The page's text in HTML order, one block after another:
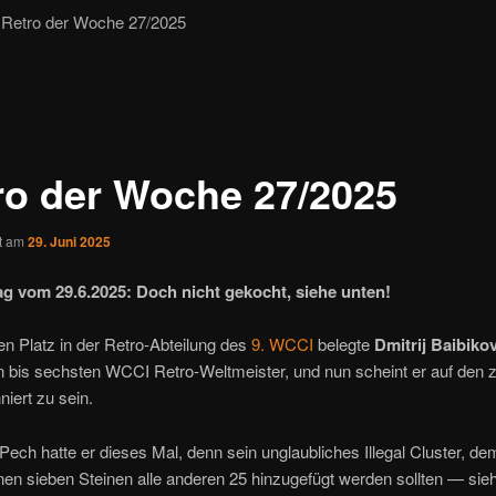
der Woche 27/2025
der Woche 27/2025
am 29. Juni 2025
vom 29.6.2025: Doch nicht gekocht, siehe unten!
Platz in der Retro-Abteilung des 9. WCCI belegte Dmitrij
bis sechsten WCCI Retro-Weltmeister, und nun scheint er auf den
zu sein.
hatte er dieses Mal, denn sein unglaubliches Illegal Cluster,
sieben Steinen alle anderen 25 hinzugefügt werden sollten —